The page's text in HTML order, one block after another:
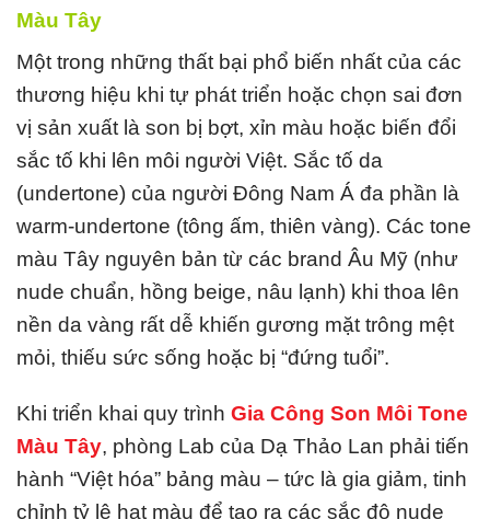
Màu Tây
Một trong những thất bại phổ biến nhất của các
thương hiệu khi tự phát triển hoặc chọn sai đơn
vị sản xuất là son bị bợt, xỉn màu hoặc biến đổi
sắc tố khi lên môi người Việt. Sắc tố da
(undertone) của người Đông Nam Á đa phần là
warm-undertone (tông ấm, thiên vàng). Các tone
màu Tây nguyên bản từ các brand Âu Mỹ (như
nude chuẩn, hồng beige, nâu lạnh) khi thoa lên
nền da vàng rất dễ khiến gương mặt trông mệt
mỏi, thiếu sức sống hoặc bị “đứng tuổi”.
Khi triển khai quy trình Gia Công Son Môi Tone
Màu Tây, phòng Lab của Dạ Thảo Lan phải tiến
hành “Việt hóa” bảng màu – tức là gia giảm, tinh
chỉnh tỷ lệ hạt màu để tạo ra các sắc độ nude